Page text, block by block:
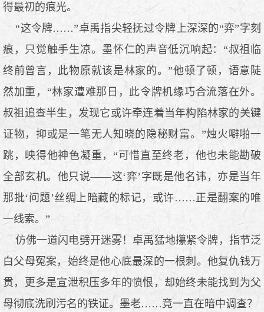
得最初的痕光。
“这令牌……”卓禹指尖轻抚过令牌上深深的“弈”字刻
痕，只觉触手生凉。墨怀仁的声音低沉响起：“叔祖临
终前曾言，此物原就该是林家的。”他顿了顿，语意陡
然加重，“林家遭难那日，此令牌机缘巧合流落在外。
叔祖追查半生，发现它或许牵连着当年构陷林家的关键
证物，抑或是一笔无人知晓的隐秘财富。”烛火噼啪一
跳，映得他神色凝重，“可惜直至终老，他也未能勘破
全部玄机。他只说——这‘弈’字既是他名讳，亦是当年
那批‘问题’丝绸上暗藏的标记，或许……正是翻案的唯
一线索。”
仿佛一道闪电劈开迷雾！卓禹猛地攥紧令牌，指节泛
白父母冤案，始终是他心底最深的一根刺。他复仇钱万
贯，更多是宣泄积压多年的愤恨，却始终未能找到为父
母彻底洗刷污名的铁证。墨老……竟一直在暗中调查？